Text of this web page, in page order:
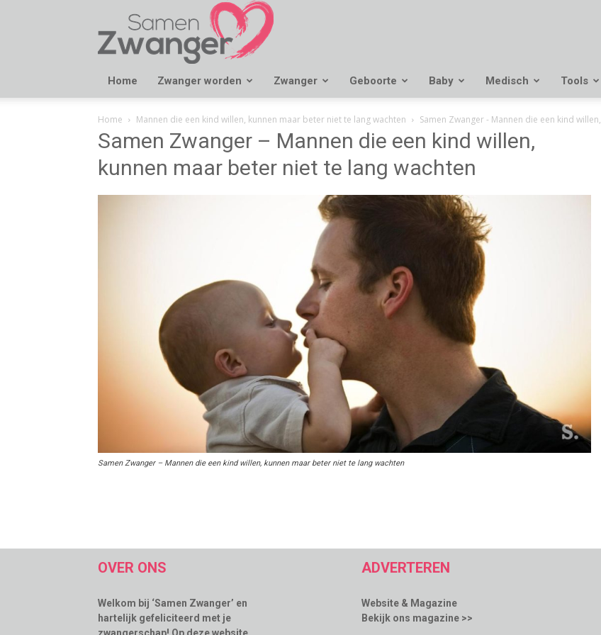
Samen
Zwanger
Home Zwanger worden Zwanger Geboorte Baby Medisch Tools
Home Mannen die een kind willen, kunnen maar beter niet te lang wachten Samen Zwanger - Mannen die een kind
Samen Zwanger – Mannen die een kind willen,
kunnen maar beter niet te lang wachten
Samen Zwanger – Mannen die een kind willen, kunnen maar beter niet te lang wachten
OVER ONS
Welkom bij ‘Samen Zwanger’ en
hartelijk gefeliciteerd met je
ADVERTEREN
Website & Magazine
Bekijk ons magazine >>